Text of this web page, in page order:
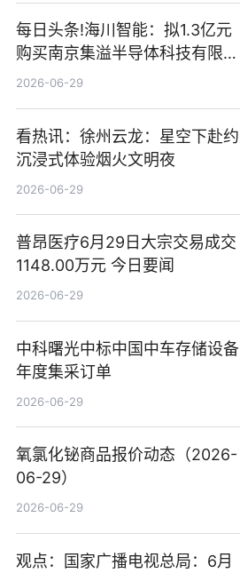
每日头条!海川智能：拟1.3亿元
购买南京集溢半导体科技有限公
司15.3%股权
2026-06-29
看热讯：徐州云龙：星空下赴约
沉浸式体验烟火文明夜
2026-06-29
普昂医疗6月29日大宗交易成交
1148.00万元 今日要闻
2026-06-29
中科曙光中标中国中车存储设备
年度集采订单
2026-06-29
氧氯化铋商品报价动态（2026-
06-29）
2026-06-29
观点：国家广播电视总局：6月